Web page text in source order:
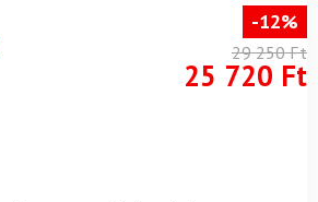
-12%
29 250Ft
25 720 Ft